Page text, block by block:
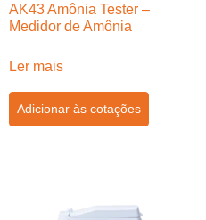
AK43 Amônia Tester –
Medidor de Amônia
Ler mais
Adicionar às cotações